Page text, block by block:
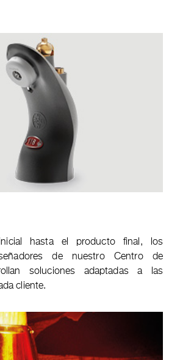
hasta el producto final, los
de nuestro Centro de
soluciones adaptadas a las
cliente.